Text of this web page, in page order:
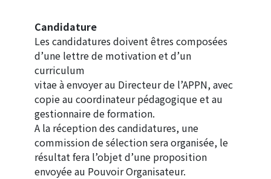
Candidature
Les candidatures doivent êtres composées
d’une lettre de motivation et d’un
curriculum
vitae à envoyer au Directeur de l’APPN, avec
copie au coordinateur pédagogique et au
gestionnaire de formation.
A la réception des candidatures, une
commission de sélection sera organisée, le
résultat fera l’objet d’une proposition
envoyée au Pouvoir Organisateur.